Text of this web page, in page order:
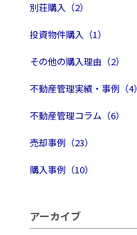
別荘購入（2）
投資物件購入（1）
その他の購入理由（2）
不動産管理実績・事例（4）
不動産管理コラム（6）
売却事例（23）
購入事例（10）
アーカイブ